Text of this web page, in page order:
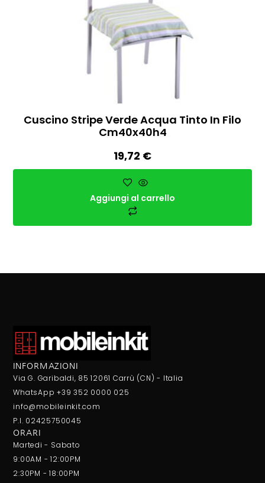
Cuscino Stripe Verde Acqua Tinto In Filo
Cm40x40h4
19,72 €
Aggiungi al carrello
INFORMAZIONI
Via G. Garibaldi, 85 12061 Carrù (CN) - Italia
WhatsApp +39 352 0000 025
info@mobileinkit.com
P.I. 02425750045
ORARI
Martedi - Sabato
9:00AM - 12:00PM
2:30PM - 18:00PM